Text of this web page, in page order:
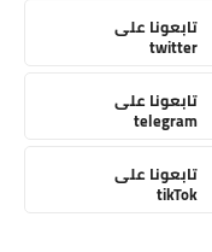
تابعونا على
twitter
تابعونا على
telegram
تابعونا على
tikTok